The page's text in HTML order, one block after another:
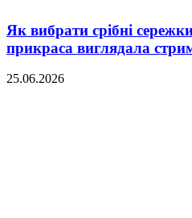
Як вибрати срібні
прикраса виглядала
25.06.2026